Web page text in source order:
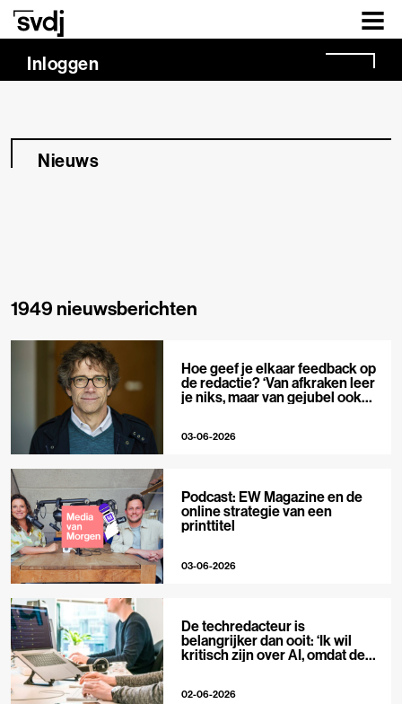
Naar hoofdinhoud
Inloggen
Nieuws
1949 nieuwsberichten
Hoe geef je elkaar feedback op
de redactie? ‘Van afkraken leer
je niks, maar van gejubel ook
03-06-2026
Podcast: EW Magazine en de
online strategie van een
printtitel
03-06-2026
De techredacteur is
belangrijker dan ooit: ‘Ik wil
kritisch zijn over AI, omdat de
02-06-2026